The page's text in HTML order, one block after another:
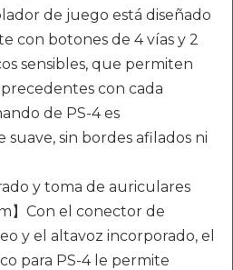
de juego está diseñado
con botones de 4 vías y 2
sensibles, que permiten
con cada
de PS-4 es
suave, sin bordes afilados ni
y toma de auriculares
】Con el conector de
y el altavoz incorporado, el
para PS-4 le permite